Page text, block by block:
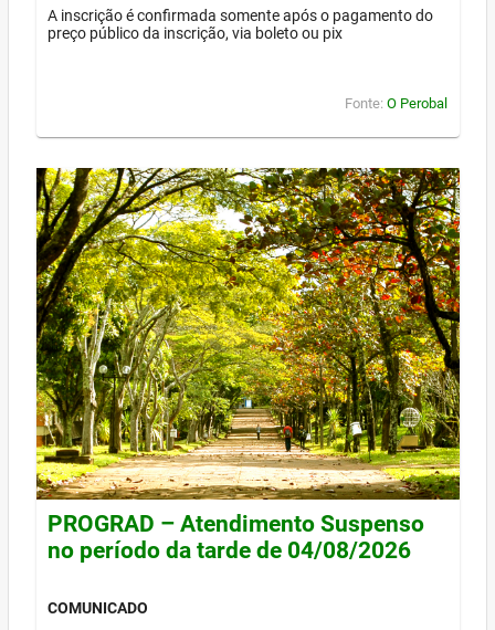
A inscrição é confirmada somente após o pagamento do
preço público da inscrição, via boleto ou pix
Fonte: O Perobal
PROGRAD – Atendimento Suspenso
no período da tarde de 04/08/2026
COMUNICADO